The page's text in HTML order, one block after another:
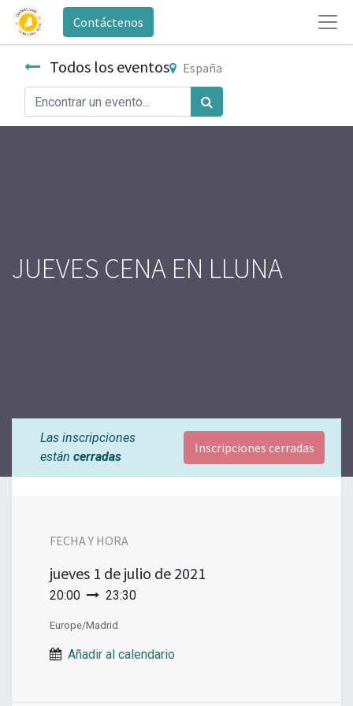
Contáctenos
Todos los eventos España
JUEVES CENA EN LLUNA
Las inscripciones
están cerradas
Inscripciones cerradas
FECHA Y HORA
jueves 1 de julio de 2021
20:00 23:30
Europe/Madrid
Añadir al calendario